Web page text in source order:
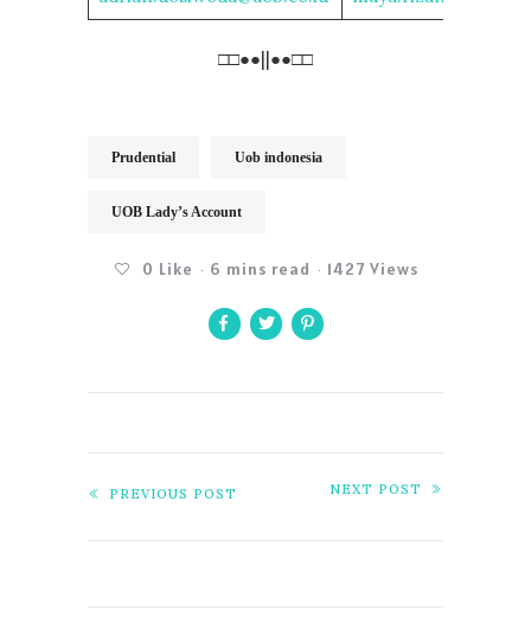
□□●●||●●□□
Prudential Uob indonesia
UOB Lady’s Account
0 Like 6 mins read 1427 Views
PREVIOUS POST NEXT POST